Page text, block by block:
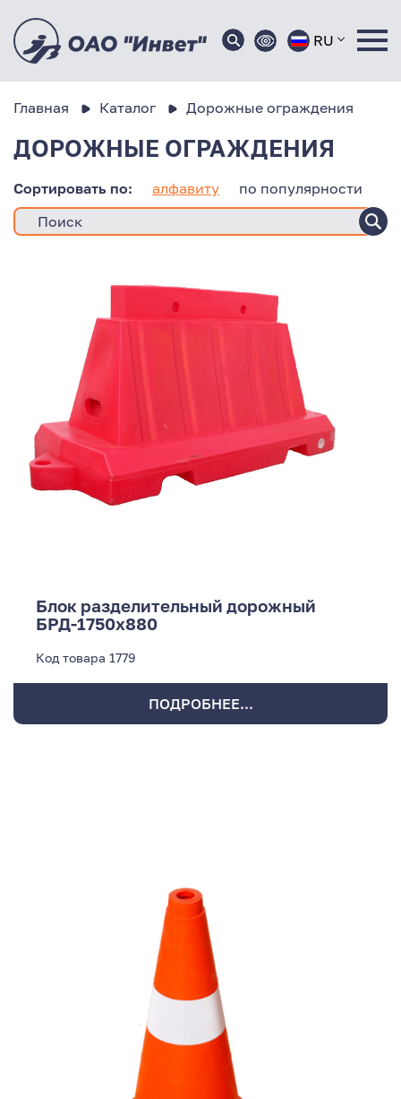
RU
Главная Каталог Дорожные ограждения
ДОРОЖНЫЕ ОГРАЖДЕНИЯ
Сортировать по: алфавиту по популярности
Блок разделительный дорожный
БРД-1750x880
Код товара 1779
ПОДРОБНЕЕ...